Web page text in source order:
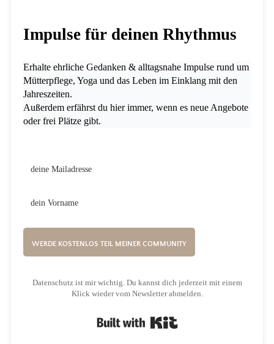
Impulse für deinen Rhythmus
Erhalte ehrliche Gedanken & alltagsnahe Impulse rund um
Mütterpflege, Yoga und das Leben im Einklang mit den
Jahreszeiten.
Außerdem erfährst du hier immer, wenn es neue Angebote
oder frei Plätze gibt.
WERDE KOSTENLOS TEIL MEINER COMMUNITY
Datenschutz ist mir wichtig. Du kannst dich jederzeit mit einem
Klick wieder vom Newsletter abmelden.